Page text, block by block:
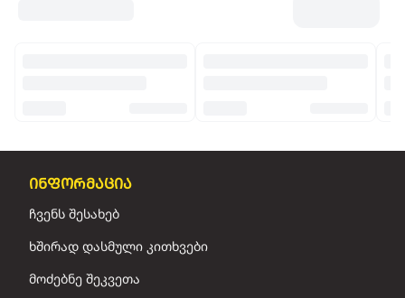
ინფორმაცია
ჩვენს შესახებ
ხშირად დასმული კითხვები
მოძებნე შეკვეთა